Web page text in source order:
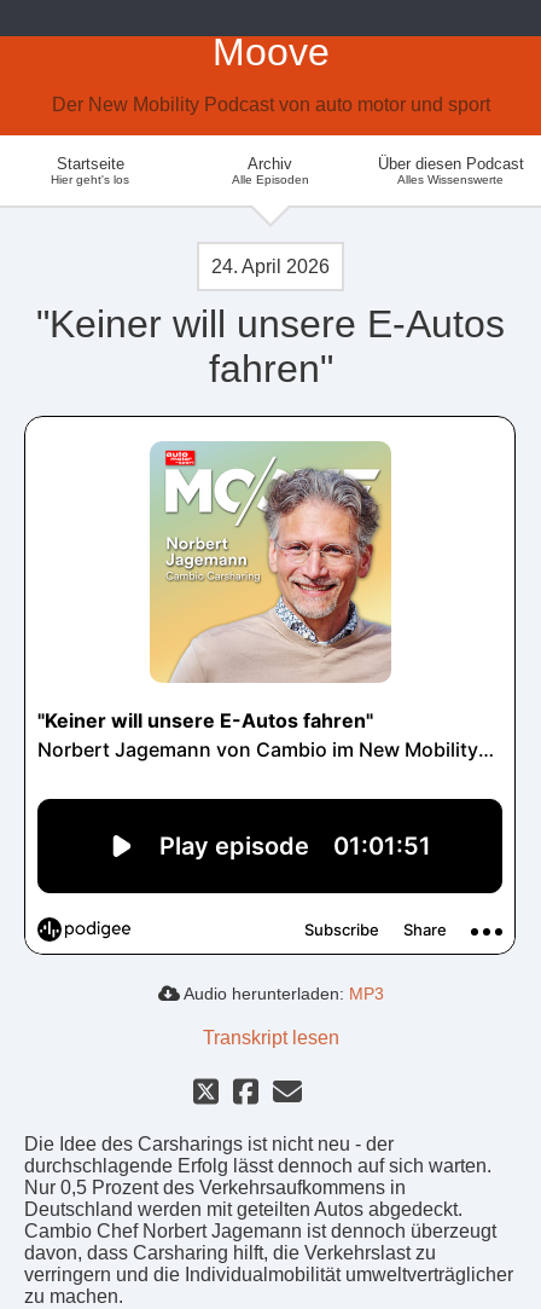
Moove
Der New Mobility Podcast von auto motor und sport
Startseite
Hier geht's los
Archiv
Alle Episoden
Über diesen Podcast
Alles Wissenswerte
24. April 2026
"Keiner will unsere E-Autos
fahren"
Audio herunterladen: MP3
Transkript lesen
Die Idee des Carsharings ist nicht neu - der
durchschlagende Erfolg lässt dennoch auf sich warten.
Nur 0,5 Prozent des Verkehrsaufkommens in
Deutschland werden mit geteilten Autos abgedeckt.
Cambio Chef Norbert Jagemann ist dennoch überzeugt
davon, dass Carsharing hilft, die Verkehrslast zu
verringern und die Individualmobilität umweltverträglicher
zu machen.